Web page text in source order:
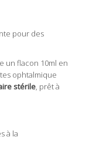
pour des
un flacon 10ml en
ophtalmique
stérile, prêt à
à la